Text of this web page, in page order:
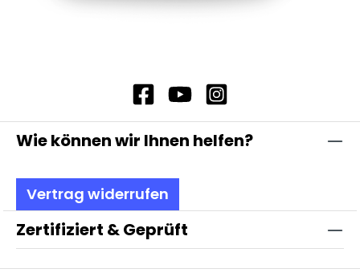
Wie können wir Ihnen helfen?
Vertrag widerrufen
Zertifiziert & Geprüft